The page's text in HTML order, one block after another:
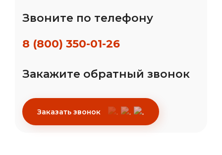
Звоните по телефону
8 (800) 350-01-26
Закажите обратный звонок
Заказать звонок